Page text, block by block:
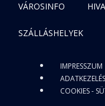
VÁROSINFO
SZÁLLÁSHELYEK
IMPRESSZUM
COOKIES -